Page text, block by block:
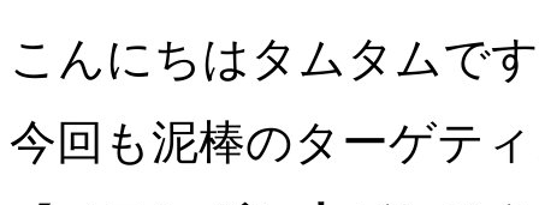
こんにちはタムタムで
今回も泥棒のターゲテ